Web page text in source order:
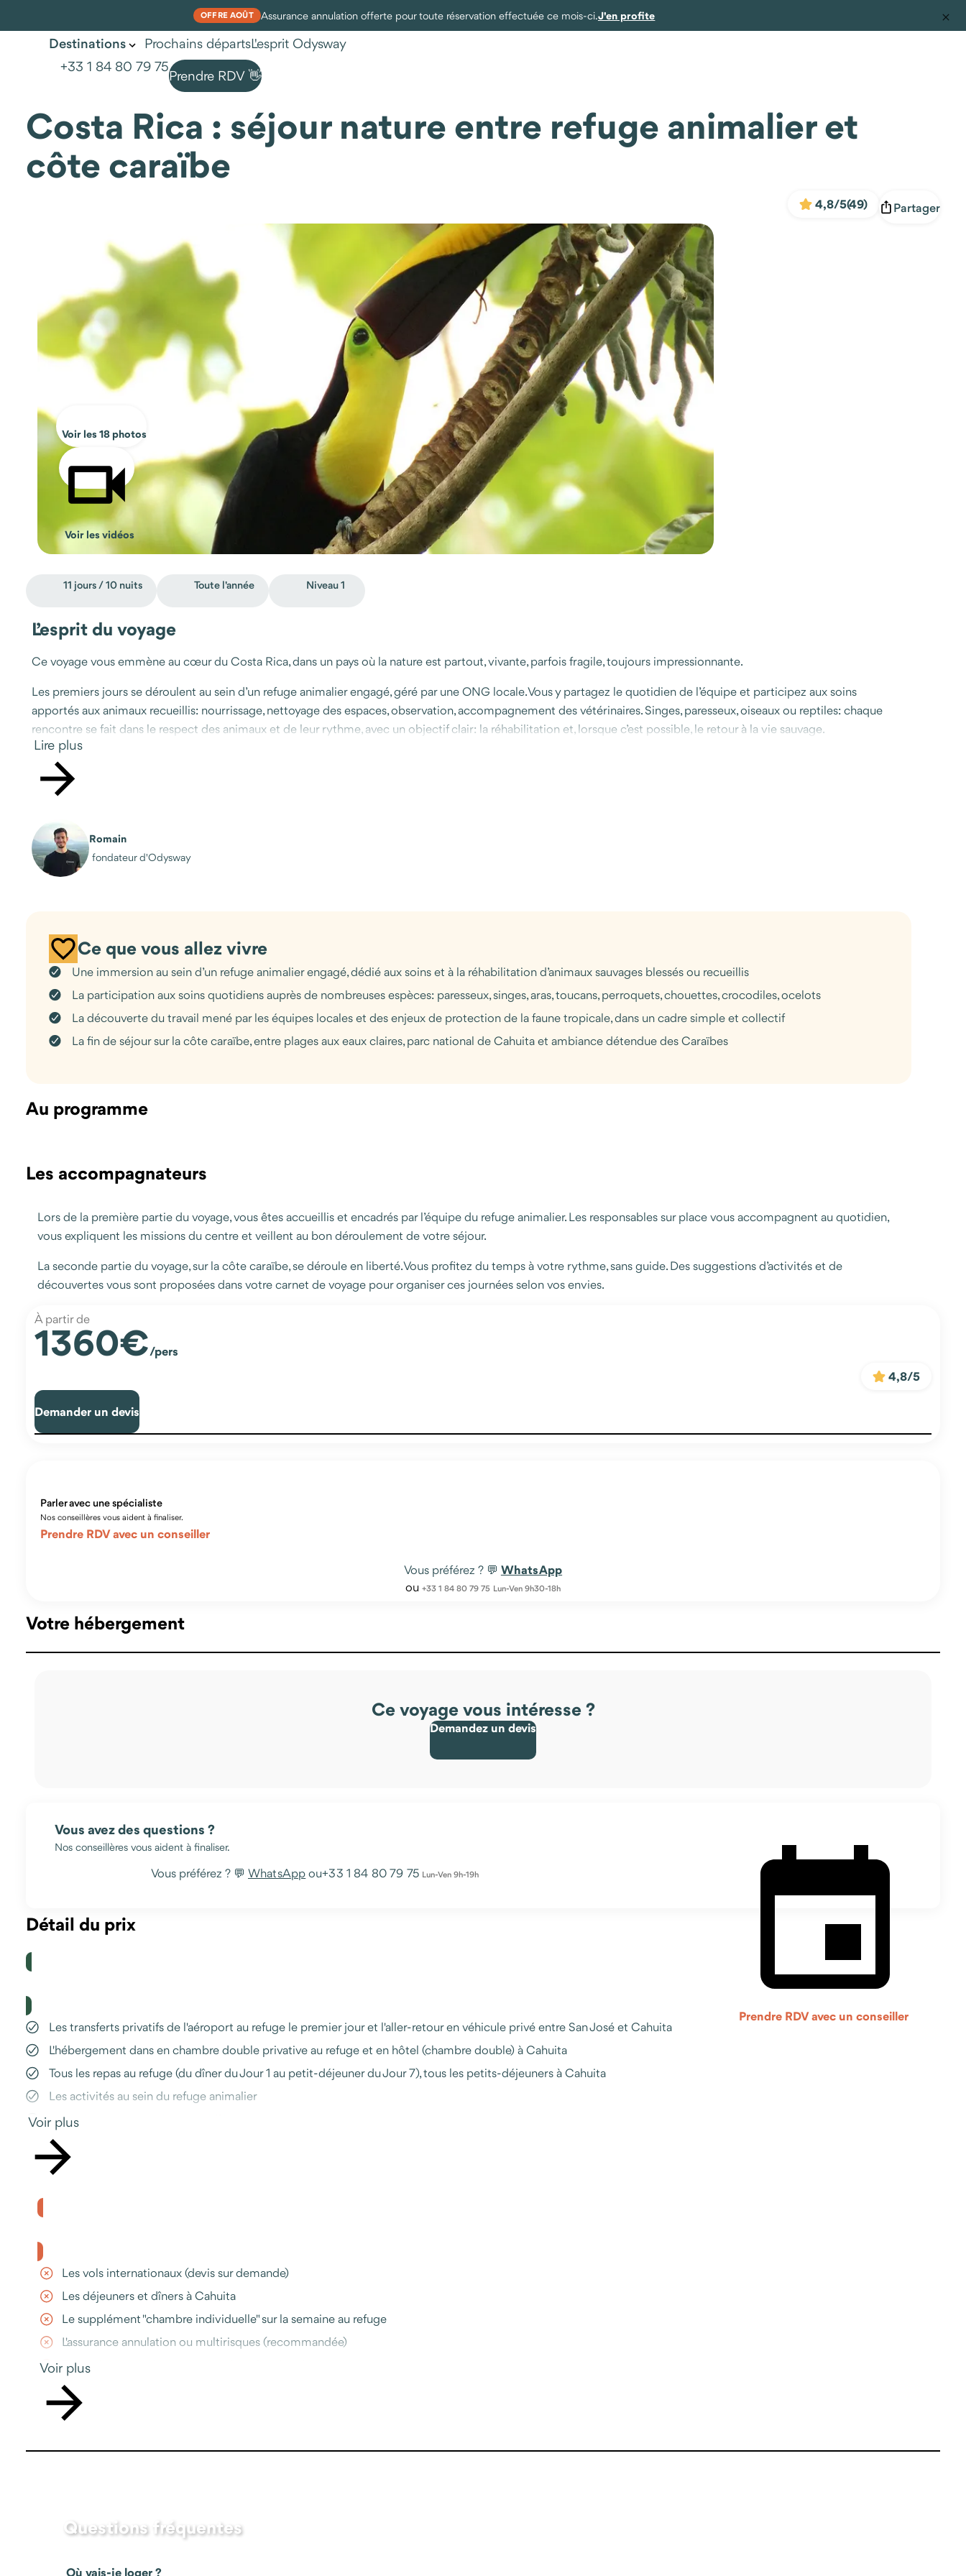
OFFRE AOÛT Assurance annulation offerte pour toute réservation effectuée ce mois-ci.J'en profite
Destinations Prochains départsL'esprit Odysway
+33 1 84 80 79 75Prendre RDV 👋
Costa Rica : séjour nature entre refuge animalier et
côte caraïbe
4,8/5(49) Partager
Voir les 18 photos
Voir les vidéos
11 jours / 10 nuits Toute l'année Niveau 1
L’esprit du voyage
Ce voyage vous emmène au cœur du Costa Rica, dans un pays où la nature est partout, vivante, parfois fragile, toujours impressionnante.
Les premiers jours se déroulent au sein d’un refuge animalier engagé, géré par une ONG locale. Vous y partagez le quotidien de l’équipe et participez aux soins
apportés aux animaux recueillis: nourrissage, nettoyage des espaces, observation, accompagnement des vétérinaires. Singes, paresseux, oiseaux ou reptiles: chaque
rencontre se fait dans le respect des animaux et de leur rythme, avec un objectif clair: la réhabilitation et, lorsque c’est possible, le retour à la vie sauvage.
Après cette immersion, le voyage se poursuit sur la côte caraïbe. À Cahuita, l’ambiance change. Le temps ralentit. Vous découvrez un village tourné vers la mer, des
plages bordées de jungle, des eaux calmes et translucides. Quelques jours pour souffler, observer, se baigner, marcher le long du parc national ou simplement profiter
de l’atmosphère des Caraïbes.
Un voyage accessible, pensé pour celles et ceux qui souhaitent vivre une expérience concrète auprès des animaux, tout en découvrant une autre facette du Costa Rica,
entre engagement, nature et douceur de vivre.
Lire plus
Romain
fondateur d'Odysway
Ce que vous allez vivre
Une immersion au sein d’un refuge animalier engagé, dédié aux soins et à la réhabilitation d’animaux sauvages blessés ou recueillis
La participation aux soins quotidiens auprès de nombreuses espèces: paresseux, singes, aras, toucans, perroquets, chouettes, crocodiles, ocelots
La découverte du travail mené par les équipes locales et des enjeux de protection de la faune tropicale, dans un cadre simple et collectif
La fin de séjour sur la côte caraïbe, entre plages aux eaux claires, parc national de Cahuita et ambiance détendue des Caraïbes
Au programme
Les accompagnateurs
Lors de la première partie du voyage, vous êtes accueillis et encadrés par l’équipe du refuge animalier. Les responsables sur place vous accompagnent au quotidien,
vous expliquent les missions du centre et veillent au bon déroulement de votre séjour.
La seconde partie du voyage, sur la côte caraïbe, se déroule en liberté. Vous profitez du temps à votre rythme, sans guide. Des suggestions d’activités et de
découvertes vous sont proposées dans votre carnet de voyage pour organiser ces journées selon vos envies.
À partir de
1360€/pers
4,8/5
Demander un devis
Parler avec une spécialiste
Nos conseillères vous aident à finaliser.
Prendre RDV avec un conseiller
Vous préférez ? 💬 WhatsApp
ou +33 1 84 80 79 75 Lun-Ven 9h30-18h
Votre hébergement
Ce voyage vous intéresse ?
Demandez un devis
Vous avez des questions ?
Nos conseillères vous aident à finaliser.
Vous préférez ? 💬 WhatsAppou+33 1 84 80 79 75 Lun-Ven 9h-19h
Prendre RDV avec un conseiller
Détail du prix
Les transferts privatifs de l'aéroport au refuge le premier jour et l'aller-retour en véhicule privé entre San José et Cahuita
L'hébergement dans en chambre double privative au refuge et en hôtel (chambre double) à Cahuita
Tous les repas au refuge (du dîner du Jour 1 au petit-déjeuner du Jour 7), tous les petits-déjeuners à Cahuita
Les activités au sein du refuge animalier
L'encadrement en anglais des différentes activités
La participation financière au refuge
Le carnet de voyage pour préparer au mieux votre voyage
Voir plus
Les vols internationaux (devis sur demande)
Les déjeuners et dîners à Cahuita
Le supplément "chambre individuelle" sur la semaine au refuge
L'assurance annulation ou multirisques (recommandée)
Toutes les prestations non-mentionnées dans le programme
Voir plus
Questions fréquentes
Où vais-je loger ?